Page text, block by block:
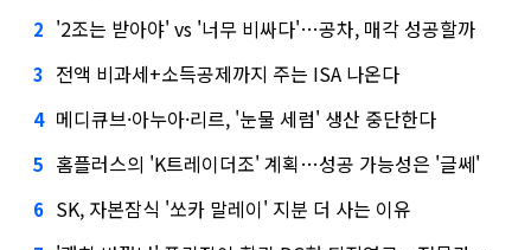
2 '2조는 받아야' vs '너무 비싸다'…공차, 매각 성공할까
3 전액 비과세+소득공제까지 주는 ISA 나온다
4 메디큐브·아누아·리르, '눈물 세럼' 생산 중단한다
5 홈플러스의 'K트레이더조' 계획…성공 가능성은 '글쎄'
6 SK, 자본잠식 '쏘카 말레이' 지분 더 사는 이유